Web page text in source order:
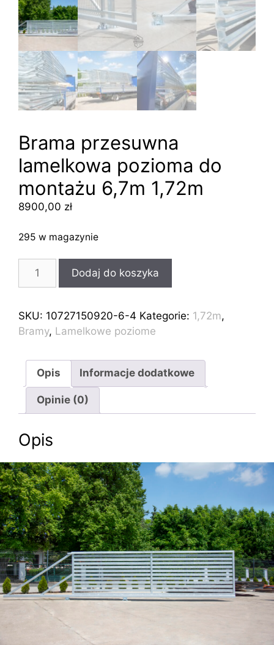
Brama przesuwna
lamelkowa pozioma do
montażu 6,7m 1,72m
8900,00 zł
295 w magazynie
Brama
lamelkowa
pozioma
montażu
6,7m
1,72m
Dodaj do koszyka
SKU: 10727150920-6-4 Kategorie: 1,72m,
Bramy, Lamelkowe poziome
Opis Informacje dodatkowe
Opinie (0)
Opis